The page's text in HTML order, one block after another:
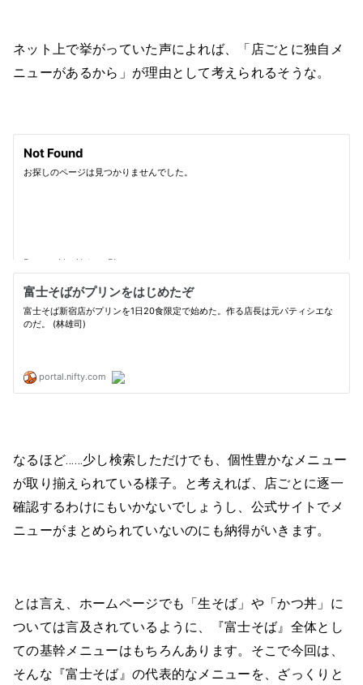
ネット上で挙がっていた声によれば、「店ごとに独自メ
ニューがあるから」が理由として考えられるそうな。
なるほど……少し検索しただけでも、個性豊かなメニュー
が取り揃えられている様子。と考えれば、店ごとに逐一
確認するわけにもいかないでしょうし、公式サイトでメ
ニューがまとめられていないのにも納得がいきます。
とは言え、ホームページでも「生そば」や「かつ丼」に
ついては言及されているように、『富士そば』全体とし
ての基幹メニューはもちろんあります。そこで今回は、
そんな『富士そば』の代表的なメニューを、ざっくりと